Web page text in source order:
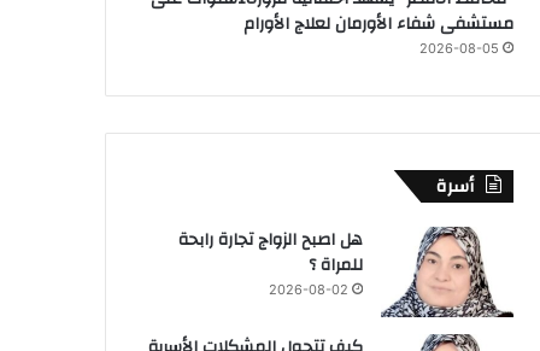
مستشفى شفاء الأورمان لعلاج الأورام
2026-08-05
أسرة
هل اصبح الزواج تجارة رابحة
للمراة ؟
2026-08-02